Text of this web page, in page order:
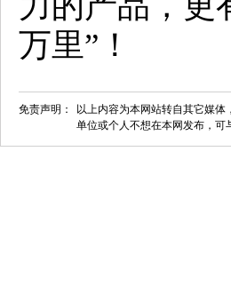
万里”！
免责声明：
以上内容为本网站转自其它媒
单位或个人不想在本网发布，可